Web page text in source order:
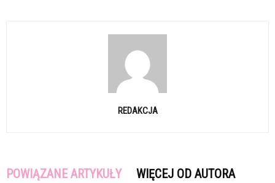
REDAKCJA
POWIĄZANE ARTYKUŁY WIĘCEJ OD AUTORA